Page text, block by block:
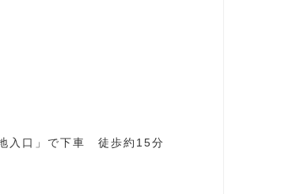
入口」で下車 徒歩約15分